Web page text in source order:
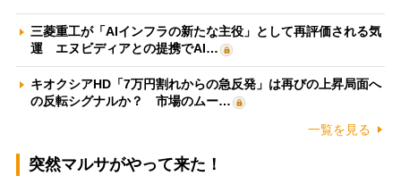
三菱重工が「AIインフラの新たな主役」として再評価される気
運 エヌビディアとの提携でAI…
キオクシアHD「7万円割れからの急反発」は再びの上昇局面へ
の反転シグナルか？ 市場のムー…
一覧を見る
突然マルサがやって来た！